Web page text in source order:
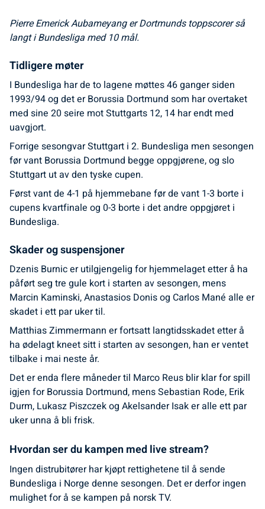
Pierre Emerick Aubameyang er Dortmunds toppscorer så
langt i Bundesliga med 10 mål.
Tidligere møter
I Bundesliga har de to lagene møttes 46 ganger siden
1993/94 og det er Borussia Dortmund som har overtaket
med sine 20 seire mot Stuttgarts 12, 14 har endt med
uavgjort.
Forrige sesongvar Stuttgart i 2. Bundesliga men sesongen
før vant Borussia Dortmund begge oppgjørene, og slo
Stuttgart ut av den tyske cupen.
Først vant de 4-1 på hjemmebane før de vant 1-3 borte i
cupens kvartfinale og 0-3 borte i det andre oppgjøret i
Bundesliga.
Skader og suspensjoner
Dzenis Burnic er utilgjengelig for hjemmelaget etter å ha
påført seg tre gule kort i starten av sesongen, mens
Marcin Kaminski, Anastasios Donis og Carlos Mané alle er
skadet i ett par uker til.
Matthias Zimmermann er fortsatt langtidsskadet etter å
ha ødelagt kneet sitt i starten av sesongen, han er ventet
tilbake i mai neste år.
Det er enda flere måneder til Marco Reus blir klar for spill
igjen for Borussia Dortmund, mens Sebastian Rode, Erik
Durm, Lukasz Piszczek og Akelsander Isak er alle ett par
uker unna å bli frisk.
Hvordan ser du kampen med live stream?
Ingen distrubitører har kjøpt rettighetene til å sende
Bundesliga i Norge denne sesongen. Det er derfor ingen
mulighet for å se kampen på norsk TV.